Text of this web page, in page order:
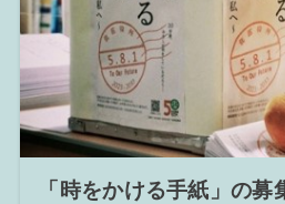
「時をかける手紙」の